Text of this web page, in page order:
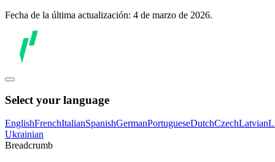
Fecha de la última actualización: 4 de marzo de 2026.
Select your language
EnglishFrenchItalianSpanishGermanPortugueseDutchCzechLatvian
Ukrainian
Breadcrumb